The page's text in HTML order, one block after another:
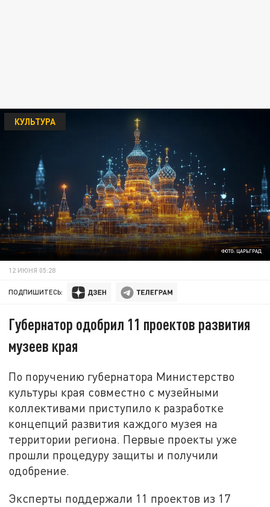
ФОТО: ЦАРЬГРАД
КУЛЬТУРА
12 ИЮНЯ 05:28
ПОДПИШИТЕСЬ:
Губернатор одобрил 11 проектов развития
музеев края
По поручению губернатора Министерство
культуры края совместно с музейными
коллективами приступило к разработке
концепций развития каждого музея на
территории региона. Первые проекты уже
прошли процедуру защиты и получили
одобрение.
Эксперты поддержали 11 проектов из 17